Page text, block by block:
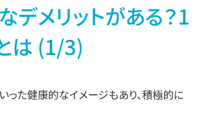
デメリットがある？1
は (1/3)
った健康的なイメージもあり、積極的に